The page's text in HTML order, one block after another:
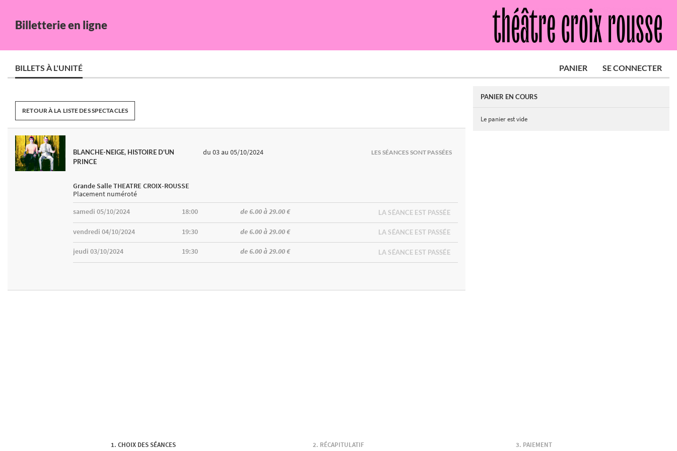
Billetterie en ligne
BILLETS À L'UNITÉ PANIER SE CONNECTER
RETOUR À LA LISTE DES SPECTACLES
BLANCHE-NEIGE, HISTOIRE D'UN
PRINCE
du 03au 05/10/2024 LES SÉANCES SONT PASSÉES
Grande Salle THEATRE CROIX-ROUSSE
Placement numéroté
samedi 05/10/2024
18:00 de 6.00 à 29.00 € LA SÉANCE EST PASSÉE
vendredi 04/10/2024 19:30 de 6.00 à 29.00 € LA SÉANCE EST PASSÉE
jeudi 03/10/2024 19:30 de 6.00 à 29.00 € LA SÉANCE EST PASSÉE
PANIER EN COURS
Le panier est vide
CHOIX DES SÉANCES RÉCAPITULATIF PAIEMENT